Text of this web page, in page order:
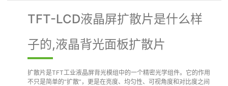
TFT-LCD液晶屏扩散片是什么样
子的,液晶背光面板扩散片
扩散片是TFT工业液晶屏背光模组中的一个精密光学组件。它的作用
不只是简单的“扩散”，更是在亮度、均匀性、可视角度和对比度之间